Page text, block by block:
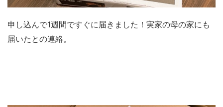
申し込んで1週間ですぐに届きました！実家の母の家にも
届いたとの連絡。